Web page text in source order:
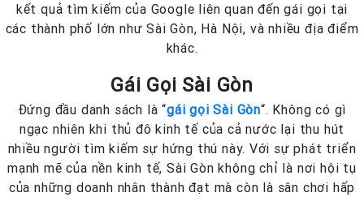
kết quả tìm kiếm của Google liên quan đến gái gọi tại
các thành phố lớn như Sài Gòn, Hà Nội, và nhiều địa điểm
khác.
Gái Gọi Sài Gòn
Đứng đầu danh sách là “gái gọi Sài Gòn“. Không có gì
ngạc nhiên khi thủ đô kinh tế của cả nước lại thu hút
nhiều người tìm kiếm sự hứng thú này. Với sự phát triển
mạnh mẽ của nền kinh tế, Sài Gòn không chỉ là nơi hội tụ
của những doanh nhân thành đạt mà còn là sân chơi hấp